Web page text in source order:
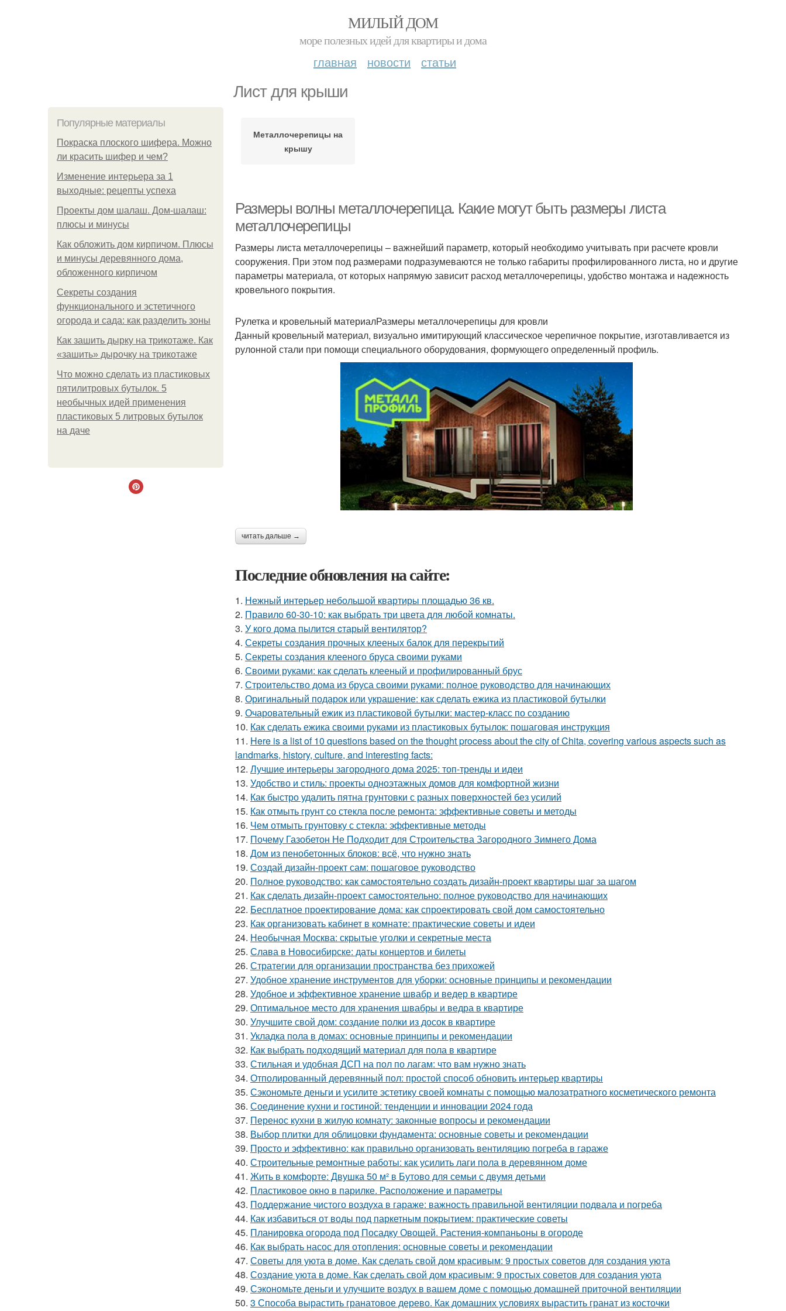
МИЛЫЙ ДОМ
море полезных идей для квартиры и дома
главная новости статьи
Лист для крыши
Популярные материалы
Покраска плоского шифера. Можно
ли красить шифер и чем?
Изменение интерьера за 1
выходные: рецепты успеха
Проекты дом шалаш. Дом-шалаш:
плюсы и минусы
Как обложить дом кирпичом. Плюсы
и минусы деревянного дома,
обложенного кирпичом
Секреты создания
функционального и эстетичного
огорода и сада: как разделить зоны
Как зашить дырку на трикотаже. Как
«зашить» дырочку на трикотаже
Что можно сделать из пластиковых
пятилитровых бутылок. 5
необычных идей применения
пластиковых 5 литровых бутылок
на даче
Металлочерепицы на
крышу
Размеры волны металлочерепица. Какие могут быть размеры листа
металлочерепицы
Размеры листа металлочерепицы – важнейший параметр, который необходимо учитывать при расчете кровли
сооружения. При этом под размерами подразумеваются не только габариты профилированного листа, но и другие
параметры материала, от которых напрямую зависит расход металлочерепицы, удобство монтажа и надежность
кровельного покрытия.
Рулетка и кровельный материалРазмеры металлочерепицы для кровли
Данный кровельный материал, визуально имитирующий классическое черепичное покрытие, изготавливается из
рулонной стали при помощи специального оборудования, формующего определенный профиль.
читать дальше →
Последние обновления на сайте:
1. Нежный интерьер небольшой квартиры площадью 36 кв.
2. Правило 60-30-10: как выбрать три цвета для любой комнаты.
3. У кого дома пылитcя cтарый вентилятор?
4. Секреты создания прочных клееных балок для перекрытий
5. Секреты создания клееного бруса своими руками
6. Своими руками: как сделать клееный и профилированный брус
7. Строительство дома из бруса своими руками: полное руководство для начинающих
8. Оригинальный подарок или украшение: как сделать ежика из пластиковой бутылки
9. Очаровательный ежик из пластиковой бутылки: мастер-класс по созданию
10. Как сделать ежика своими руками из пластиковых бутылок: пошаговая инструкция
11. Here is a list of 10 questions based on the thought process about the city of Chita, covering various aspects such as
landmarks, history, culture, and interesting facts:
12. Лучшие интерьеры загородного дома 2025: топ-тренды и идеи
13. Удобство и стиль: проекты одноэтажных домов для комфортной жизни
14. Как быстро удалить пятна грунтовки с разных поверхностей без усилий
15. Как отмыть грунт со стекла после ремонта: эффективные советы и методы
16. Чем отмыть грунтовку с стекла: эффективные методы
17. Почему Газобетон Не Подходит для Строительства Загородного Зимнего Дома
18. Дом из пенобетонных блоков: всё, что нужно знать
19. Создай дизайн-проект сам: пошаговое руководство
20. Полное руководство: как самостоятельно создать дизайн-проект квартиры шаг за шагом
21. Как сделать дизайн-проект самостоятельно: полное руководство для начинающих
22. Бесплатное проектирование дома: как спроектировать свой дом самостоятельно
23. Как организовать кабинет в комнате: практические советы и идеи
24. Необычная Москва: скрытые уголки и секретные места
25. Слава в Новосибирске: даты концертов и билеты
26. Стратегии для организации пространства без прихожей
27. Удобное хранение инструментов для уборки: основные принципы и рекомендации
28. Удобное и эффективное хранение швабр и ведер в квартире
29. Оптимальное место для хранения швабры и ведра в квартире
30. Улучшите свой дом: создание полки из досок в квартире
31. Укладка пола в домах: основные принципы и рекомендации
32. Как выбрать подходящий материал для пола в квартире
33. Стильная и удобная ДСП на пол по лагам: что вам нужно знать
34. Отполированный деревянный пол: простой способ обновить интерьер квартиры
35. Сэкономьте деньги и усилите эстетику своей комнаты с помощью малозатратного косметического ремонта
36. Соединение кухни и гостиной: тенденции и инновации 2024 года
37. Перенос кухни в жилую комнату: законные вопросы и рекомендации
38. Выбор плитки для облицовки фундамента: основные советы и рекомендации
39. Просто и эффективно: как правильно организовать вентиляцию погреба в гараже
40. Строительные ремонтные работы: как усилить лаги пола в деревянном доме
41. Жить в комфорте: Двушка 50 м² в Бутово для семьи с двумя детьми
42. Пластиковое окно в парилке. Расположение и параметры
43. Поддержание чистого воздуха в гараже: важность правильной вентиляции подвала и погреба
44. Как избавиться от воды под паркетным покрытием: практические советы
45. Планировка огорода под Посадку Овощей. Растения-компаньоны в огороде
46. Как выбрать насос для отопления: основные советы и рекомендации
47. Советы для уюта в доме. Как сделать свой дом красивым: 9 простых советов для создания уюта
48. Создание уюта в доме. Как сделать свой дом красивым: 9 простых советов для создания уюта
49. Сэкономьте деньги и улучшите воздух в вашем доме с помощью домашней приточной вентиляции
50. 3 Способа вырастить гранатовое дерево. Как домашних условиях вырастить гранат из косточки